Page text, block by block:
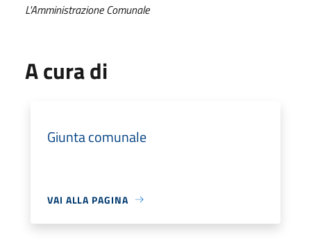
L'Amministrazione Comunale
A cura di
Giunta comunale
VAI ALLA PAGINA